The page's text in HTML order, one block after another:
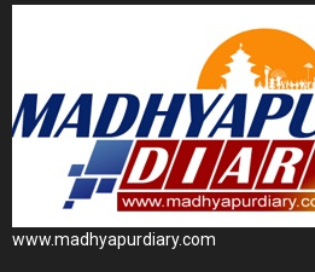
www.madhyapurdiary.com